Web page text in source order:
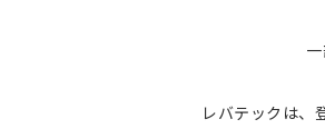
レバテックは、